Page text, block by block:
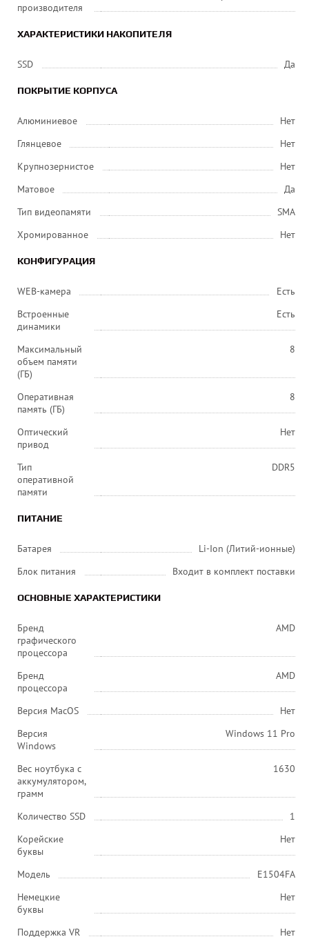
производителя
ХАРАКТЕРИСТИКИ НАКОПИТЕЛЯ
SSD Да
ПОКРЫТИЕ КОРПУСА
Алюминиевое
Нет
Глянцевое
Нет
Крупнозернистое
Нет
Матовое
Да
Тип видеопамяти
SMA
Хромированное
Нет
КОНФИГУРАЦИЯ
WEB-камера
Есть
Встроенные
динамики
Есть
Максимальный
объем памяти
(ГБ)
8
Оперативная
память (ГБ)
8
Оптический
привод
Нет
Тип
оперативной
памяти
DDR5
ПИТАНИЕ
Батарея
Li-Ion (Литий-ионные)
Блок питания
Входит в комплект поставки
ОСНОВНЫЕ ХАРАКТЕРИСТИКИ
Бренд
графического
процессора
AMD
Бренд
процессора
AMD
Версия MacOS
Нет
Версия
Windows
Windows 11 Pro
Вес ноутбука с
аккумулятором,
грамм
1630
Количество SSD
1
Корейские
буквы
Нет
Модель
E1504FA
Немецкие
буквы
Нет
Поддержка VR
Нет